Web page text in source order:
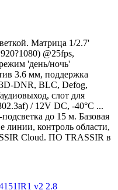
Матрица 1/2.7'
@25fps,
'день/ночь'
3.6 мм, поддержка
DNR, BLC, Defog,
слот для
/ 12V DC, -40°C ...
до 15 м. Базовая
линии, контроль области,
Cloud. ПО TRASSIR в